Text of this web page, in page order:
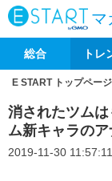
マ
総合 トレ
E START トップページ
消されたツム
ム新キャラの
2019-11-30 11:57:11